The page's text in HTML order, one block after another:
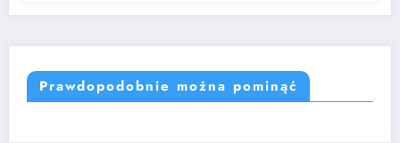
Prawdopodobnie można pominąć